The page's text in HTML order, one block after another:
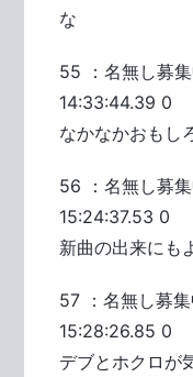
な
55 ：名無し募
14:33:44.39 0
なかなかおもし
56 ：名無し募
15:24:37.53 0
新曲の出来にも
57 ：名無し募
15:28:26.85 0
デブとホクロが